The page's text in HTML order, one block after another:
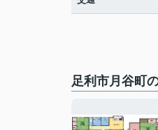
足利市月谷町